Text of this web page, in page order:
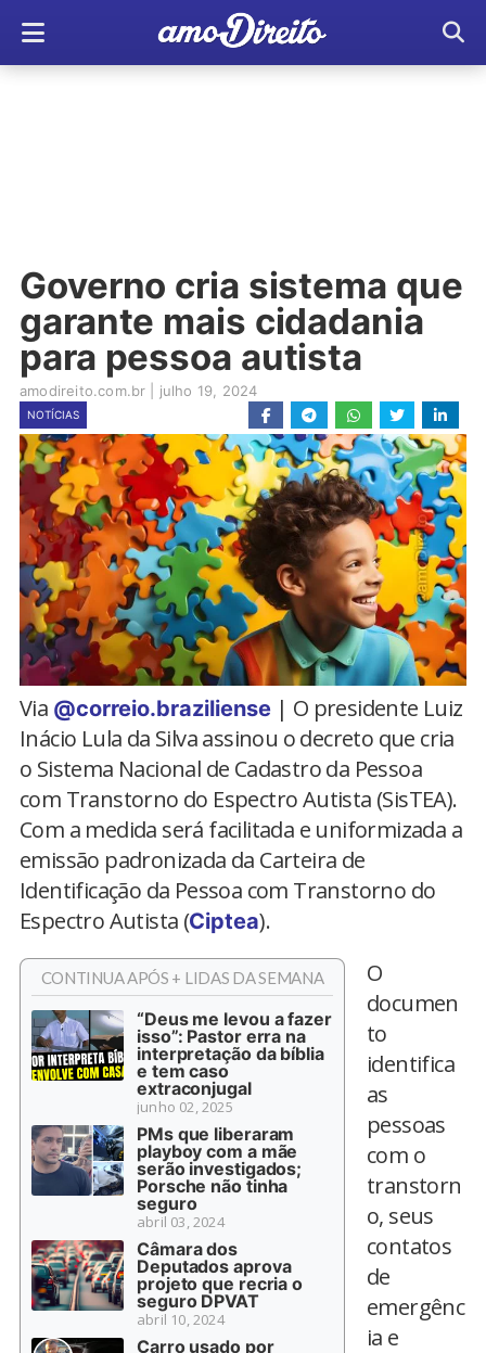
Governo cria sistema que
garante mais cidadania
para pessoa autista
amodireito.com.br julho 19, 2024
NOTÍCIAS
Via @correio.braziliense| O presidente Luiz
Inácio Lula da Silva assinou o decreto que cria
o Sistema Nacional de Cadastro da Pessoa
com Transtorno do Espectro Autista (SisTEA).
Com a medida será facilitada e uniformizada a
emissão padronizada da Carteira de
Identificação da Pessoa com Transtorno do
Espectro Autista (Ciptea).
CONTINUA APÓS + LIDAS DA SEMANA
“Deus me levou a fazer
isso”: Pastor erra na
interpretação da bíblia
e tem caso
extraconjugal
junho 02, 2025
PMs que liberaram
playboy com a mãe
serão investigados;
Porsche não tinha
seguro
abril 03, 2024
Câmara dos
Deputados aprova
projeto que recria o
seguro DPVAT
abril 10, 2024
Carro usado por
O
documen
to
identifica
as
pessoas
com o
transtorn
o, seus
contatos
de
emergênc
ia e